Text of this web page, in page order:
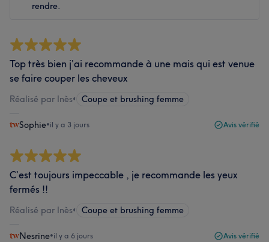
rendre.
Top très bien j’ai recommande à une mais qui est venue
se faire couper les cheveux
Réalisé par Inès• Coupe et brushing femme
Sophie•il y a 3 jours Avis vérifié
C’est toujours impeccable , je recommande les yeux
fermés !!
Réalisé par Inès• Coupe et brushing femme
Nesrine•il y a 6 jours Avis vérifié